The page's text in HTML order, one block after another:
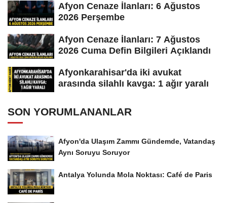
Afyon Cenaze İlanları: 6 Ağustos
2026 Perşembe
Afyon Cenaze İlanları: 7 Ağustos
2026 Cuma Defin Bilgileri Açıklandı
Afyonkarahisar'da iki avukat
arasında silahlı kavga: 1 ağır yaralı
SON YORUMLANANLAR
Afyon'da Ulaşım Zammı Gündemde, Vatandaş
Aynı Soruyu Soruyor
Antalya Yolunda Mola Noktası: Café de Paris